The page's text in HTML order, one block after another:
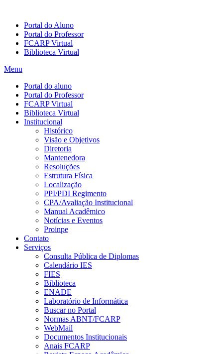
Portal do Aluno
Portal do Professor
FCARP Virtual
Biblioteca Virtual
Menu
Portal do aluno
Portal do Professor
FCARP Virtual
Biblioteca Virtual
Institucional
Histórico
Visão e Objetivos
Diretoria
Mantenedora
Resoluções
Estrutura Física
Localização
PPI/PDI Regimento
CPA/Avaliação Institucional
Manual Acadêmico
Notícias e Eventos
Proinpe
Contato
Serviços
Consulta Pública de Diplomas
Calendário IES
FIES
Biblioteca
ENADE
Laboratório de Informática
Buscar no Portal
Normas ABNT/FCARP
WebMail
Documentos Institucionais
Anais FCARP